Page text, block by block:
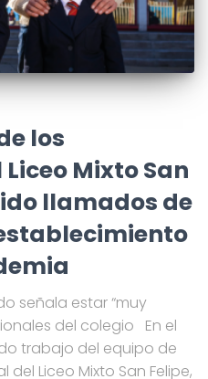
los
Mixto San
llamados de
señala estar “muy
del colegio En el
trabajo del equipo de
Liceo Mixto San Felipe,